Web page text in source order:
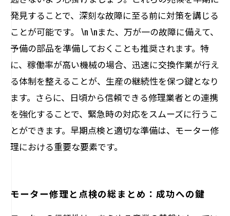
発見することで、深刻な故障に至る前に対策を講じる
ことが可能です。 \n \nまた、万が一の故障に備えて、
予備の部品を準備しておくことも推奨されます。特
に、稼働率が高い機械の場合、迅速に交換作業が行え
る体制を整えることが、生産の継続性を保つ鍵となり
ます。さらに、日頃から信頼できる修理業者との連携
を強化することで、緊急時の対応をスムーズに行うこ
とができます。早期点検と適切な準備は、モーター修
理における重要な要素です。
モーター修理と点検の総まとめ：成功への鍵